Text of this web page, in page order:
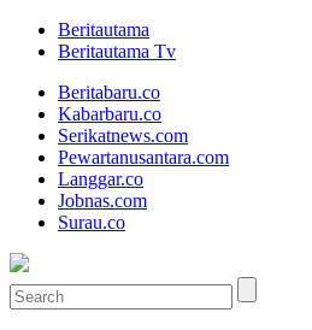
Beritautama
Beritautama Tv
Beritabaru.co
Kabarbaru.co
Serikatnews.com
Pewartanusantara.com
Langgar.co
Jobnas.com
Surau.co